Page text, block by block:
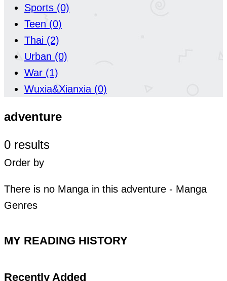
Sports (0)
Teen (0)
Thai (2)
Urban (0)
War (1)
Wuxia&Xianxia (0)
adventure
0 results
Order by
There is no Manga in this adventure - Manga
Genres
MY READING HISTORY
Recently Added